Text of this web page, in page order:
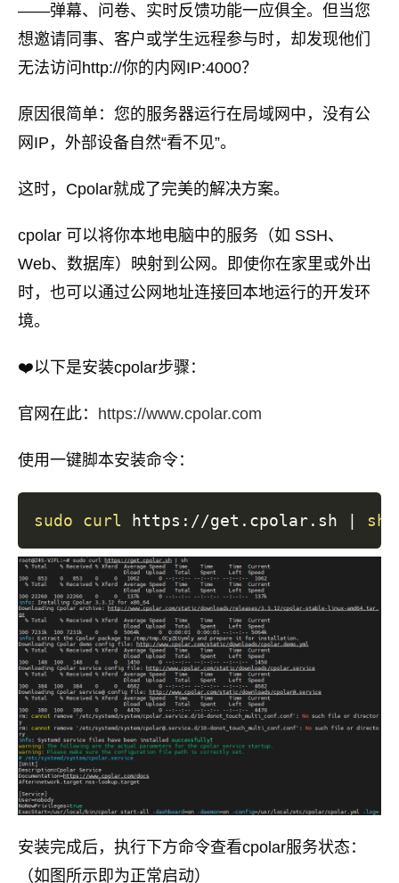
——弹幕、问卷、实时反馈功能一应俱全。但当您
想邀请同事、客户或学生远程参与时，却发现他们
无法访问http://你的内网IP:4000？
原因很简单：您的服务器运行在局域网中，没有公
网IP，外部设备自然“看不见”。
这时，Cpolar就成了完美的解决方案。
cpolar 可以将你本地电脑中的服务（如 SSH、
Web、数据库）映射到公网。即使你在家里或外出
时，也可以通过公网地址连接回本地运行的开发环
境。
❤️以下是安装cpolar步骤：
官网在此： https://www.cpolar.com
使用一键脚本安装命令：
sudo curl https://get.cpolar.sh sh
安装完成后，执行下方命令查看cpolar服务状态：
（如图所示即为正常启动）